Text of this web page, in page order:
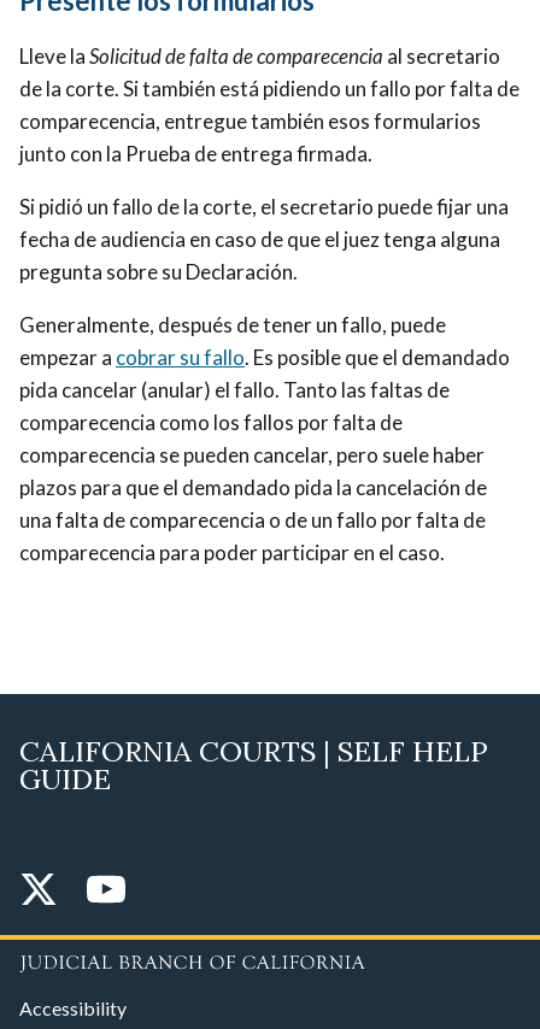
Lleve laSolicitud de falta de comparecencia al secretario
de la corte. Si también está pidiendo un fallo por falta de
comparecencia, entregue también esos formularios
junto con la Prueba de entrega firmada.
Si pidió un fallo de la corte, el secretario puede fijar una
fecha de audiencia en caso de que el juez tenga alguna
pregunta sobre su Declaración.
Generalmente, después de tener un fallo, puede
empezar a cobrar su fallo. Es posible que el demandado
pida cancelar (anular) el fallo. Tanto las faltas de
comparecencia como los fallos por falta de
comparecencia se pueden cancelar, pero suele haber
plazos para que el demandado pida la cancelación de
una falta de comparecencia o de un fallo por falta de
comparecencia para poder participar en el caso.
CALIFORNIA COURTS | SELF HELP
GUIDE
Accessibility